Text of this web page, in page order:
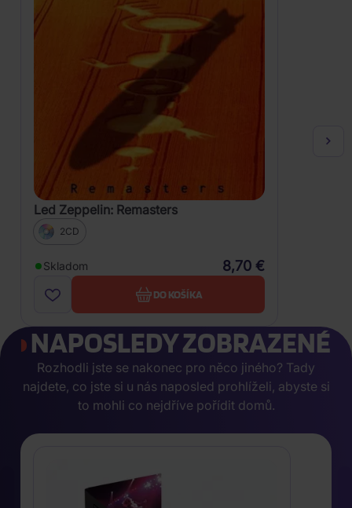
Led Zeppelin: Remasters
2CD
Skladom 8,70 €
DO KOŠÍKA
NAPOSLEDY ZOBRAZENÉ
Rozhodli jste se nakonec pro něco jiného? Tady
najdete, co jste si u nás naposled prohlíželi, abyste si
to mohli co nejdříve pořídit domů.